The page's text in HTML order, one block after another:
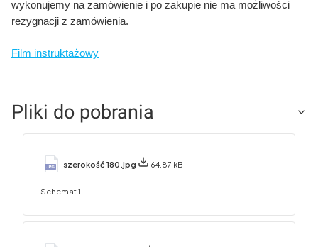
wykonujemy na zamówienie i po zakupie nie ma możliwości
rezygnacji z zamówienia.
Film instruktażowy
Pliki do pobrania
szerokość 180.jpg 64.87 kB
Schemat 1